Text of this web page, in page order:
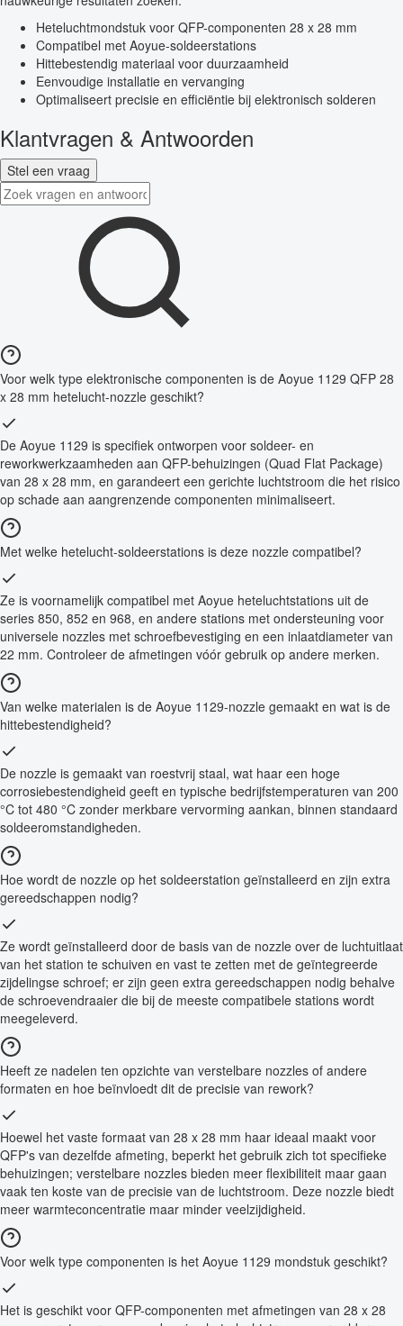
Heteluchtmondstuk voor QFP-componenten 28 x 28 mm
Compatibel met Aoyue-soldeerstations
Hittebestendig materiaal voor duurzaamheid
Eenvoudige installatie en vervanging
Optimaliseert precisie en efficiëntie bij elektronisch solderen
Klantvragen & Antwoorden
Stel een vraag
Voor welk type elektronische componenten is de Aoyue 1129 QFP 28
x 28 mm hetelucht-nozzle geschikt?
De Aoyue 1129 is specifiek ontworpen voor soldeer- en
reworkwerkzaamheden aan QFP-behuizingen (Quad Flat Package)
van 28 x 28 mm, en garandeert een gerichte luchtstroom die het risico
op schade aan aangrenzende componenten minimaliseert.
Met welke hetelucht-soldeerstations is deze nozzle compatibel?
Ze is voornamelijk compatibel met Aoyue heteluchtstations uit de
series 850, 852 en 968, en andere stations met ondersteuning voor
universele nozzles met schroefbevestiging en een inlaatdiameter van
22 mm. Controleer de afmetingen vóór gebruik op andere merken.
Van welke materialen is de Aoyue 1129-nozzle gemaakt en wat is de
hittebestendigheid?
De nozzle is gemaakt van roestvrij staal, wat haar een hoge
corrosiebestendigheid geeft en typische bedrijfstemperaturen van 200
°C tot 480 °C zonder merkbare vervorming aankan, binnen standaard
soldeeromstandigheden.
Hoe wordt de nozzle op het soldeerstation geïnstalleerd en zijn extra
gereedschappen nodig?
Ze wordt geïnstalleerd door de basis van de nozzle over de luchtuitlaat
van het station te schuiven en vast te zetten met de geïntegreerde
zijdelingse schroef; er zijn geen extra gereedschappen nodig behalve
de schroevendraaier die bij de meeste compatibele stations wordt
meegeleverd.
Heeft ze nadelen ten opzichte van verstelbare nozzles of andere
formaten en hoe beïnvloedt dit de precisie van rework?
Hoewel het vaste formaat van 28 x 28 mm haar ideaal maakt voor
QFP's van dezelfde afmeting, beperkt het gebruik zich tot specifieke
behuizingen; verstelbare nozzles bieden meer flexibiliteit maar gaan
vaak ten koste van de precisie van de luchtstroom. Deze nozzle biedt
meer warmteconcentratie maar minder veelzijdigheid.
Voor welk type componenten is het Aoyue 1129 mondstuk geschikt?
Het is geschikt voor QFP-componenten met afmetingen van 28 x 28